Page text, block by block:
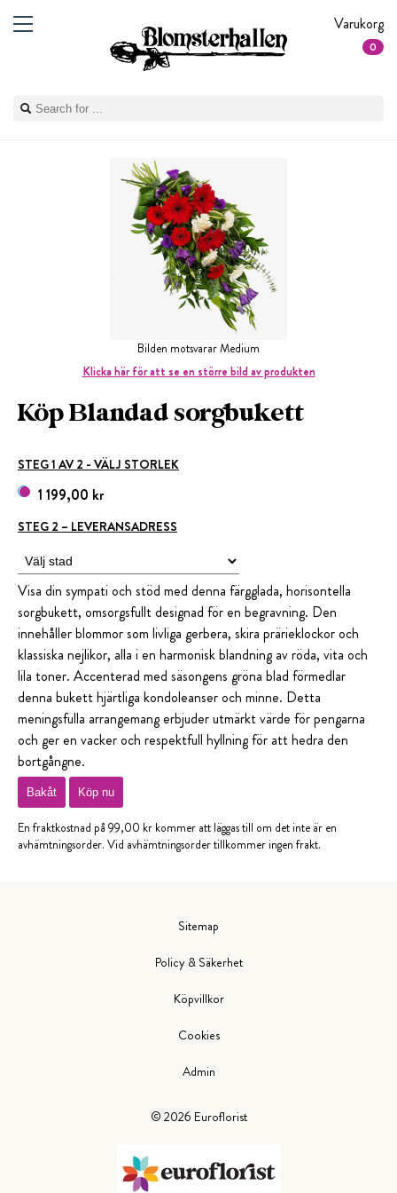
Varukorg
0
Bilden motsvarar Medium
Klicka här för att se en större bild av produkten
Köp Blandad sorgbukett
STEG 1 AV 2 - VÄLJ STORLEK
1 199,00 kr
STEG 2 – LEVERANSADRESS
Visa din sympati och stöd med denna färgglada, horisontella
sorgbukett, omsorgsfullt designad för en begravning. Den
innehåller blommor som livliga gerbera, skira prärieklockor och
klassiska nejlikor, alla i en harmonisk blandning av röda, vita och
lila toner. Accenterad med säsongens gröna blad förmedlar
denna bukett hjärtliga kondoleanser och minne. Detta
meningsfulla arrangemang erbjuder utmärkt värde för pengarna
och ger en vacker och respektfull hyllning för att hedra den
bortgångne.
Bakåt Köp nu
En fraktkostnad på 99,00 kr kommer att läggas till om det inte är en
avhämtningsorder. Vid avhämtningsorder tillkommer ingen frakt.
© 2026 Euroflorist
Sitemap
Policy & Säkerhet
Köpvillkor
Cookies
Admin